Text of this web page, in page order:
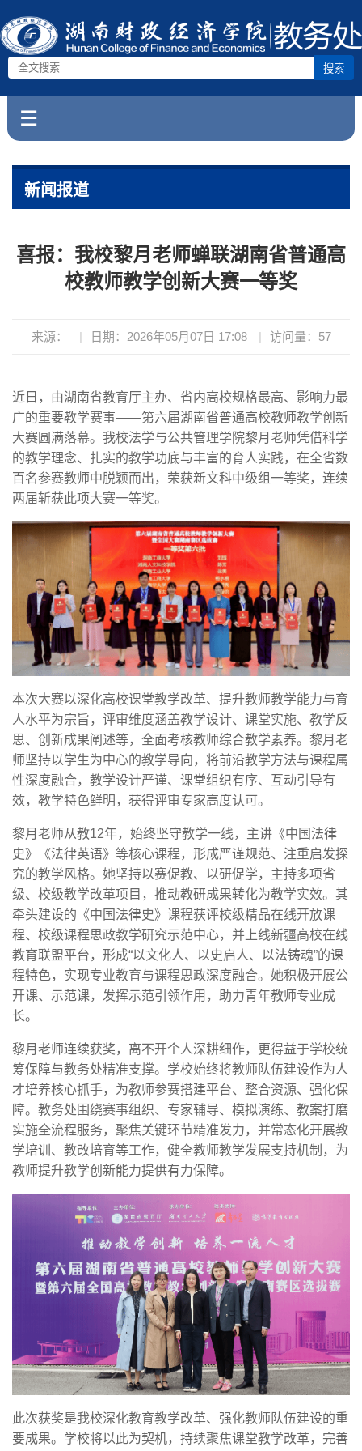
搜索
☰
新闻报道
喜报：我校黎月老师蝉联湖南省普通高
校教师教学创新大赛一等奖
来源： | 日期：2026年05月07日 17:08 | 访问量： 57
近日，由湖南省教育厅主办、省内高校规格最高、影响力最
广的重要教学赛事——第六届湖南省普通高校教师教学创新
大赛圆满落幕。我校法学与公共管理学院黎月老师凭借科学
的教学理念、扎实的教学功底与丰富的育人实践，在全省数
百名参赛教师中脱颖而出，荣获新文科中级组一等奖，连续
两届斩获此项大赛一等奖。
本次大赛以深化高校课堂教学改革、提升教师教学能力与育
人水平为宗旨，评审维度涵盖教学设计、课堂实施、教学反
思、创新成果阐述等，全面考核教师综合教学素养。黎月老
师坚持以学生为中心的教学导向，将前沿教学方法与课程属
性深度融合，教学设计严谨、课堂组织有序、互动引导有
效，教学特色鲜明，获得评审专家高度认可。
黎月老师从教12年，始终坚守教学一线，主讲《中国法律
史》《法律英语》等核心课程，形成严谨规范、注重启发探
究的教学风格。她坚持以赛促教、以研促学，主持多项省
级、校级教学改革项目，推动教研成果转化为教学实效。其
牵头建设的《中国法律史》课程获评校级精品在线开放课
程、校级课程思政教学研究示范中心，并上线新疆高校在线
教育联盟平台，形成“以文化人、以史启人、以法铸魂”的课
程特色，实现专业教育与课程思政深度融合。她积极开展公
开课、示范课，发挥示范引领作用，助力青年教师专业成
长。
黎月老师连续获奖，离不开个人深耕细作，更得益于学校统
筹保障与教务处精准支撑。学校始终将教师队伍建设作为人
才培养核心抓手，为教师参赛搭建平台、整合资源、强化保
障。教务处围绕赛事组织、专家辅导、模拟演练、教案打磨
实施全流程服务，聚焦关键环节精准发力，并常态化开展教
学培训、教改培育等工作，健全教师教学发展支持机制，为
教师提升教学创新能力提供有力保障。
此次获奖是我校深化教育教学改革、强化教师队伍建设的重
要成果。学校将以此为契机，持续聚焦课堂教学改革，完善